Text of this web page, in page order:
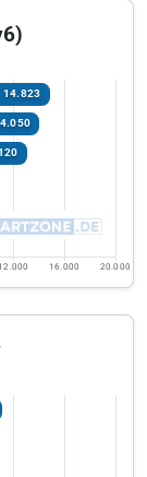
14.823
16.000 20.000